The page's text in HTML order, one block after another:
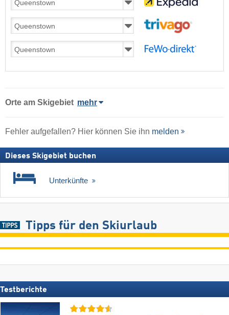
Orte am Skigebiet mehr
Fehler aufgefallen? Hier können Sie ihn melden
Dieses Skigebiet buchen
Unterkünfte
Tipps für den Skiurlaub
Testberichte